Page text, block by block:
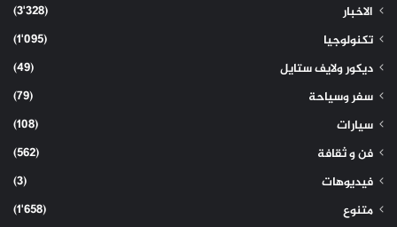
الاخبار
(3٬328)
تكنولوجيا
(1٬095)
ديكور ولايف ستايل
(49)
سفر وسياحة
(79)
سيارات
(108)
فن و ثقافة
(562)
فيديوهات
(3)
متنوع
(1٬658)